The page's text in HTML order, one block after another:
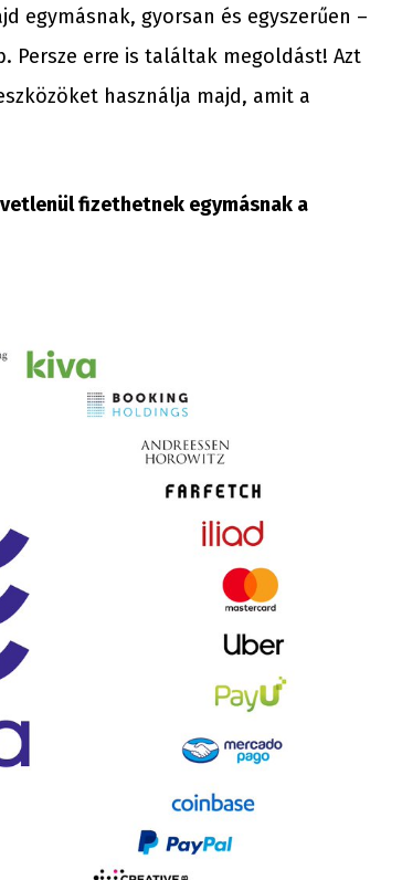
egymásnak, gyorsan és egyszerűen –
Persze erre is találtak megoldást! Azt
használja majd, amit a
fizethetnek egymásnak a